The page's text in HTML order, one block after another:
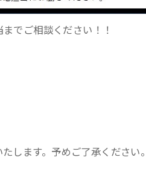
でご相談ください！！
します。予めご了承ください。